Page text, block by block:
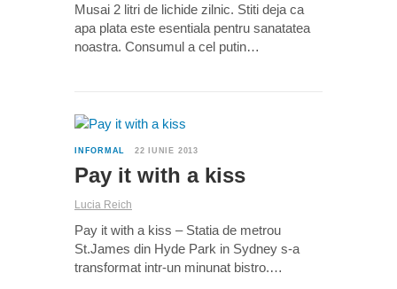
Musai 2 litri de lichide zilnic. Stiti deja ca
apa plata este esentiala pentru sanatatea
noastra. Consumul a cel putin…
INFORMAL 22 IUNIE 2013
Pay it with a kiss
Lucia Reich
Pay it with a kiss – Statia de metrou
St.James din Hyde Park in Sydney s-a
transformat intr-un minunat bistro.…